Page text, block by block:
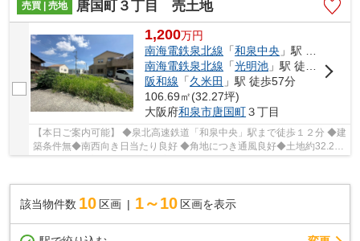
売買 | 売地 唐国町３丁目 売土地
1,200万円
南海電鉄泉北線 「和泉中央 」駅 徒歩12分
南海電鉄泉北線 「光明池 」駅 徒歩45分
阪和線 「久米田 」駅 徒歩57分
106.69㎡(32.27坪)
大阪府和泉市唐国町３丁目
【本日ご案内可能】 ◆泉北高速鉄道「和泉中央」駅まで徒歩１２分 ◆建
築条件無◆南西向き日当たり良好 ◆角地につき通風良好◆土地約32.27
該当物件数 10 区画 1～10 区画を表示